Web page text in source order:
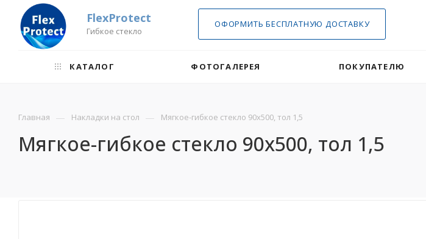
FlexProtect
Гибкое стекло
ОФОРМИТЬ БЕСПЛАТНУЮ ДОСТАВКУ
КАТАЛОГ ФОТОГАЛЕРЕЯ ПОКУПАТЕЛЮ
Главная — Накладки на стол — Мягкое-гибкое стекло 90х500, тол 1,5
Мягкое-гибкое стекло 90х500, тол 1,5